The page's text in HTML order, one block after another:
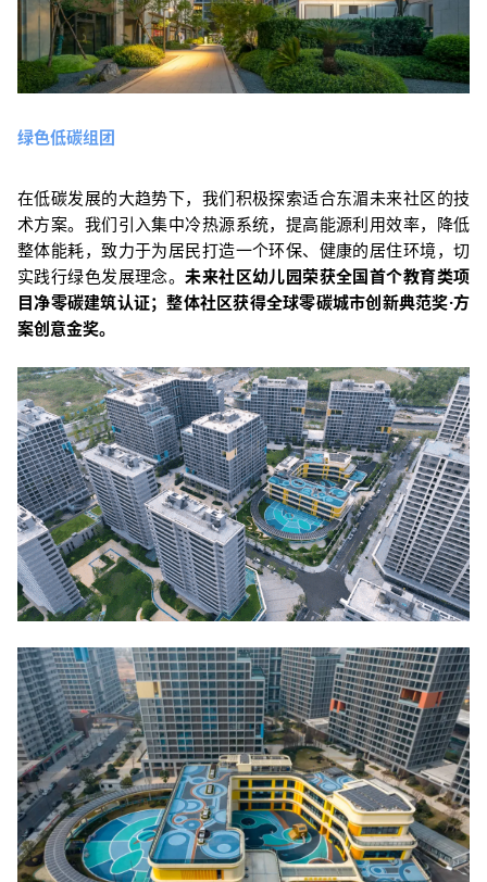
绿色低碳组团
在低碳发展的大趋势下，我们积极探索适合东湄未来社区的技
术方案。我们引入集中冷热源系统，提高能源利用效率，降低
整体能耗，致力于为居民打造一个环保、健康的居住环境，切
实践行绿色发展理念。未来社区幼儿园荣获全国首个教育类项
目净零碳建筑认证；整体社区获得全球零碳城市创新典范奖·方
案创意金奖。